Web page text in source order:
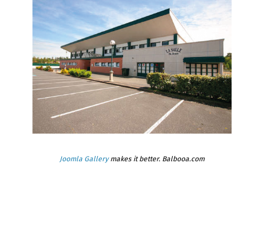
Joomla Gallerymakes it better. Balbooa.com